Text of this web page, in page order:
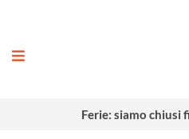
Ferie: siamo chiusi